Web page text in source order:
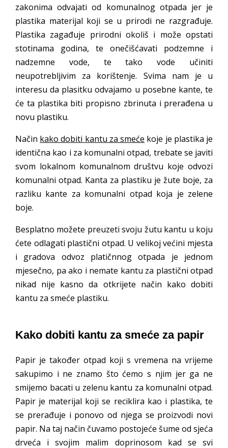
zakonima odvajati od komunalnog otpada jer je
plastika materijal koji se u prirodi ne razgrađuje.
Plastika zagađuje prirodni okoliš i može opstati
stotinama godina, te onečišćavati podzemne i
nadzemne vode, te tako vode učiniti
neupotrebljivim za korištenje. Svima nam je u
interesu da plasitku odvajamo u posebne kante, te
će ta plastika biti propisno zbrinuta i prerađena u
novu plastiku.
Način kako dobiti kantu za smeće koje je plastika je
identična kao i za komunalni otpad, trebate se javiti
svom lokalnom komunalnom društvu koje odvozi
komunalni otpad. Kanta za plastiku je žute boje, za
razliku kante za komunalni otpad koja je zelene
boje.
Besplatno možete preuzeti svoju žutu kantu u koju
ćete odlagati plastični otpad. U velikoj većini mjesta
i gradova odvoz platičnnog otpada je jednom
mjesečno, pa ako i nemate kantu za plastični otpad
nikad nije kasno da otkrijete način kako dobiti
kantu za smeće plastiku.
Kako dobiti kantu za smeće za papir
Papir je također otpad koji s vremena na vrijeme
sakupimo i ne znamo što ćemo s njim jer ga ne
smijemo bacati u zelenu kantu za komunalni otpad.
Papir je materijal koji se reciklira kao i plastika, te
se prerađuje i ponovo od njega se proizvodi novi
papir. Na taj način čuvamo postojeće šume od sjeća
drveća i svojim malim doprinosom kad se svi